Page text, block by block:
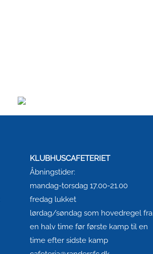
KLUBHUSCAFETERIET
Åbningstider:
mandag-torsdag 17.00-21.00
fredag lukket
lørdag/søndag som hovedregel fra
en halv time før første kamp til en
time efter sidste kamp